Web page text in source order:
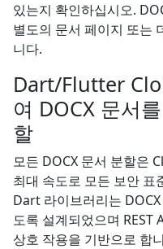
있는지 확인하십시오.
별도의 문서 페이지 또는
니다.
Dart/Flutter
여 DOCX 문서
할
모든 DOCX 문서 분할은
최대 속도로 모든 보안 표
Dart 라이브러리는
도록 설계되었으며 REST
상호 작용을 기반으로 합